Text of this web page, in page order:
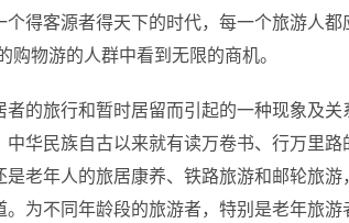
个得客源者得天下的时代，每一个旅游人都
物游的人群中看到无限的商机。
者的旅行和暂时居留而引起的一种现象及
华民族自古以来就有读万卷书、行万里
老年人的旅居康养、铁路旅游和邮轮旅
为不同年龄段的旅游者，特别是老年旅